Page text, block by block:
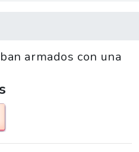
armados con una